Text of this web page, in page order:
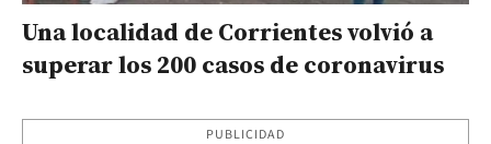
Una localidad de Corrientes volvió a
superar los 200 casos de coronavirus
PUBLICIDAD